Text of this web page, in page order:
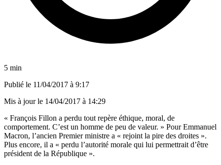
5 min
Publié le 11/04/2017 à 9:17
Mis à jour le 14/04/2017 à 14:29
« François Fillon a perdu tout repère éthique, moral, de
comportement. C’est un homme de peu de valeur. » Pour Emmanuel
Macron, l’ancien Premier ministre a « rejoint la pire des droites ».
Plus encore, il a « perdu l’autorité morale qui lui permettrait d’être
président de la République ».